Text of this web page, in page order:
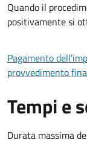
Quando il
positivamente si
Pagamento
provvedimento
Tempi e
Durata massima